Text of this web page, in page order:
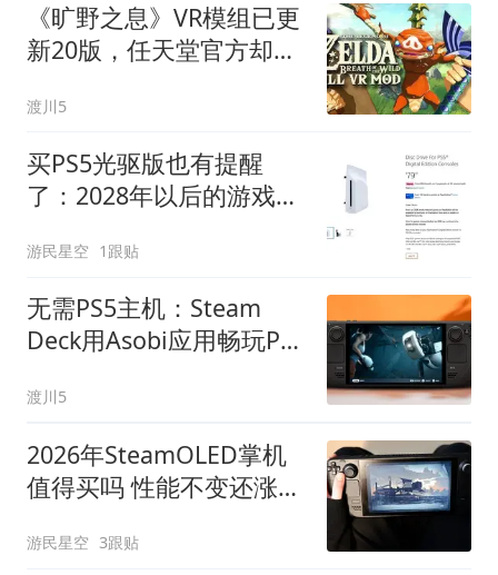
《旷野之息》VR模组已更
新20版，任天堂官方却从
渡川5
买PS5光驱版也有提醒
了：2028年以后的游戏不
游民星空 1跟贴
无需PS5主机：Steam
Deck用Asobi应用畅玩PS
渡川5
2026年SteamOLED掌机
值得买吗 性能不变还涨价
游民星空 3跟贴